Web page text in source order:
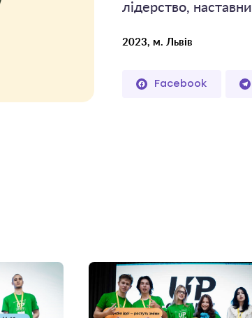
лідерство,
2023, м. Львів
Facebook